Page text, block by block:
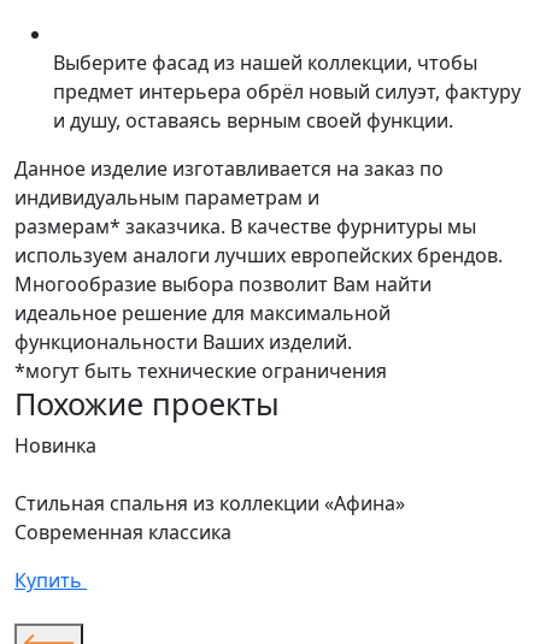
Выберите фасад из нашей коллекции, чтобы
предмет интерьера обрёл новый силуэт, фактуру
и душу, оставаясь верным своей функции.
Данное изделие изготавливается на заказ по
индивидуальным параметрам и
размерам* заказчика. В качестве фурнитуры мы
используем аналоги лучших европейских брендов.
Многообразие выбора позволит Вам найти
идеальное решение для максимальной
функциональности Ваших изделий.
*могут быть технические ограничения
Похожие проекты
Новинка
Стильная спальня из коллекции «Афина»
Современная классика
Купить